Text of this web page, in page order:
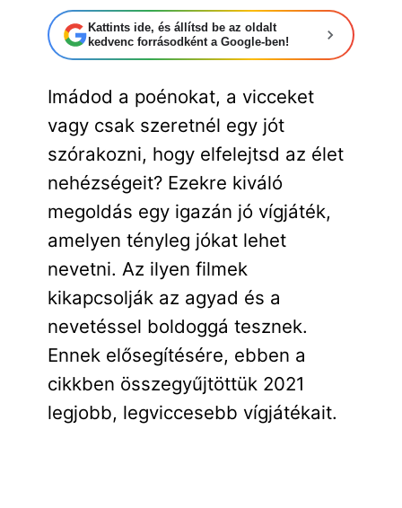
Kattints ide, és állítsd be az oldalt
kedvenc forrásodként a Google-ben!
Imádod a poénokat, a vicceket
vagy csak szeretnél egy jót
szórakozni, hogy elfelejtsd az élet
nehézségeit? Ezekre kiváló
megoldás egy igazán jó vígjáték,
amelyen tényleg jókat lehet
nevetni. Az ilyen filmek
kikapcsolják az agyad és a
nevetéssel boldoggá tesznek.
Ennek elősegítésére, ebben a
cikkben összegyűjtöttük 2021
legjobb, legviccesebb vígjátékait.